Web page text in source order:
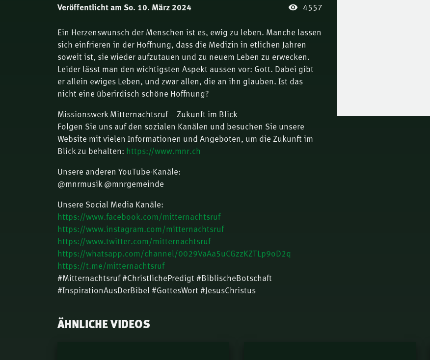
Veröffentlicht am So. 10. März 2024 4557
Ein Herzenswunsch der Menschen ist es, ewig zu leben. Manche lassen
sich einfrieren in der Hoffnung, dass die Medizin in etlichen Jahren
soweit ist, sie wieder aufzutauen und zu neuem Leben zu erwecken.
Leider lässt man den wichtigsten Aspekt aussen vor: Gott. Dabei gibt
er allein ewiges Leben, und zwar allen, die an ihn glauben. Ist das
nicht eine überirdisch schöne Hoffnung?
Missionswerk Mitternachtsruf – Zukunft im Blick
Folgen Sie uns auf den sozialen Kanälen und besuchen Sie unsere
Website mit vielen Informationen und Angeboten, um die Zukunft im
Blick zu behalten: https://www.mnr.ch
Unsere anderen YouTube-Kanäle:
@mnrmusik @mnrgemeinde
Unsere Social Media Kanäle:
https://www.facebook.com/mitternachtsruf
https://www.instagram.com/mitternachtsruf
https://www.twitter.com/mitternachtsruf
https://whatsapp.com/channel/0029VaAa5uCGzzKZTLp9oD2q
https://t.me/mitternachtsruf
#Mitternachtsruf #ChristlichePredigt #BiblischeBotschaft
#InspirationAusDerBibel #GottesWort #JesusChristus
ÄHNLICHE VIDEOS